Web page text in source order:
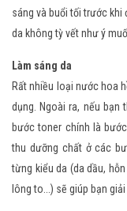
sáng và buổi tối trước
da không tỳ vết như ý
Làm sáng da
Rất nhiều loại nước hoa
dụng. Ngoài ra, nếu
bước toner chính là
thu dưỡng chất ở các
từng kiểu da (da dầu,
lông to...) sẽ giúp bạn